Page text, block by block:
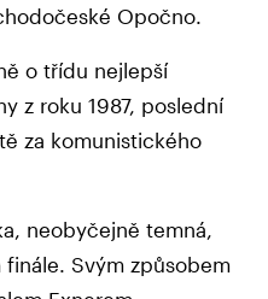
Opočno.
o třídu nejlepší
z roku 1987, poslední
za komunistického
neobyčejně temná,
Svým způsobem